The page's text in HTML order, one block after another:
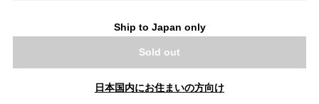
Ship to Japan only
Sold out
日本国内にお住まいの方向け